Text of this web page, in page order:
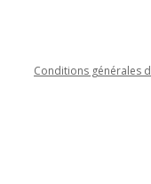
Conditions générales